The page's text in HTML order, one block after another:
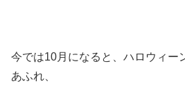
今では10月になると、ハロウィー
あふれ、